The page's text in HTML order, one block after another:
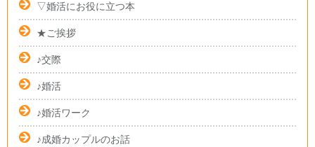
▽婚活にお役に立つ本
★ご挨拶
♪交際
♪婚活
♪婚活ワーク
♪成婚カップルのお話